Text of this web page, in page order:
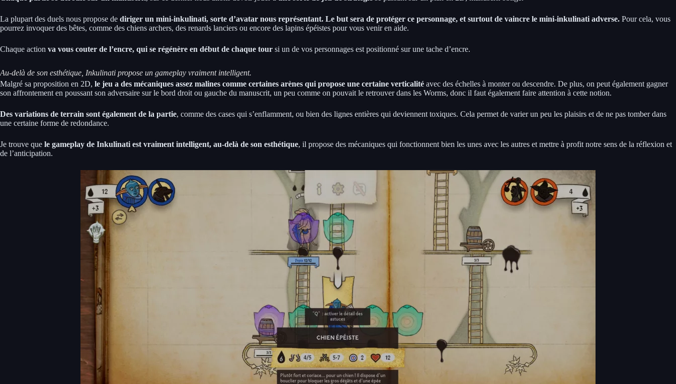
La plupart des duels nous propose de diriger un mini-inkulinati, sorte d’avatar nous représentant. Le but sera de protéger ce personnage, et surtout de vaincre le mini-inkulinati adverse. Pour cela, vous
pourrez invoquer des bêtes, comme des chiens archers, des renards lanciers ou encore des lapins épéistes pour vous venir en aide.
Chaque action va vous couter de l’encre, qui se régénère en début de chaque tour si un de vos personnages est positionné sur une tache d’encre.
Au-delà de son esthétique, Inkulinati propose un gameplay vraiment intelligent.
Malgré sa proposition en 2D, le jeu a des mécaniques assez malines comme certaines arènes qui propose une certaine verticalité avec des échelles à monter ou descendre. De plus, on peut également gagner
son affrontement en poussant son adversaire sur le bord droit ou gauche du manuscrit, un peu comme on pouvait le retrouver dans les Worms, donc il faut également faire attention à cette notion.
Des variations de terrain sont également de la partie, comme des cases qui s’enflamment, ou bien des lignes entières qui deviennent toxiques. Cela permet de varier un peu les plaisirs et de ne pas tomber dans
une certaine forme de redondance.
Je trouve que le gameplay de Inkulinati est vraiment intelligent, au-delà de son esthétique, il propose des mécaniques qui fonctionnent bien les unes avec les autres et mettre à profit notre sens de la réflexion et
de l’anticipation.